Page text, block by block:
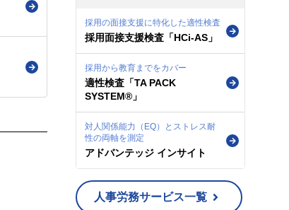
採用の面接支援に特化した適性検査
採用面接支援検査「HCi-AS」
採用から教育までをカバー
適性検査「TA PACK
SYSTEM®」
対人関係能力（EQ）とストレス耐
性の両軸を測定
アドバンテッジ インサイト
人事労務サービス一覧